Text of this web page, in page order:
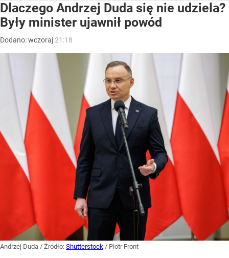
Dlaczego Andrzej Duda się nie udziela?
Były minister ujawnił powód
Dodano:wczoraj 21:18
Andrzej Duda / Źródło: Shutterstock / Piotr Front